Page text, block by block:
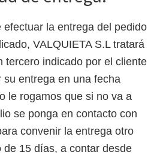
efectuar la entrega del pedido
VALQUIETA S.L tratará
tercero indicado por el cliente
entrega en una fecha
le rogamos que si no va a
se ponga en contacto con
convenir la entrega otro
de 15 días, a contar desde